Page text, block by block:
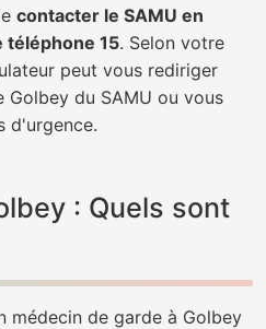
contacter le SAMU en
téléphone 15. Selon votre
peut vous rediriger
Golbey du SAMU ou vous
d'urgence.
: Quels sont
médecin de garde à Golbey